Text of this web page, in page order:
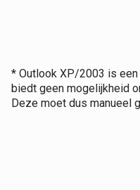
* Outlook XP/2003 is
biedt geen mogelijkheid
Deze moet dus manueel